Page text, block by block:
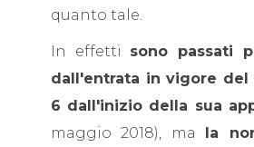
quanto tale.
In effetti sono passati
dall'entrata in vigore del
6 dall'inizio della sua
maggio 2018), ma la